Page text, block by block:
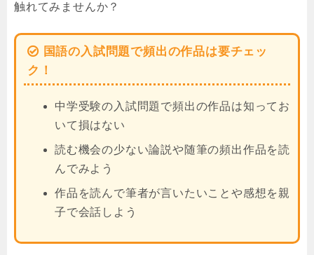
触れてみませんか？
国語の入試問題で頻出の作品は要チェッ
ク！
中学受験の入試問題で頻出の作品は知ってお
いて損はない
読む機会の少ない論説や随筆の頻出作品を読
んでみよう
作品を読んで筆者が言いたいことや感想を親
子で会話しよう